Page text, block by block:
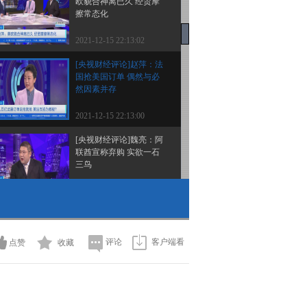
擦常态化
2021-12-15 22:13:02
[央视财经评论]赵萍：法
国抢美国订单 偶然与必
然因素并存
2021-12-15 22:13:00
[央视财经评论]魏亮：阿
联酋宣称弃购 实欲一石
三鸟
复裂痕不易
2021-12-15 22:08:59
点赞 收藏 评论 客户端看